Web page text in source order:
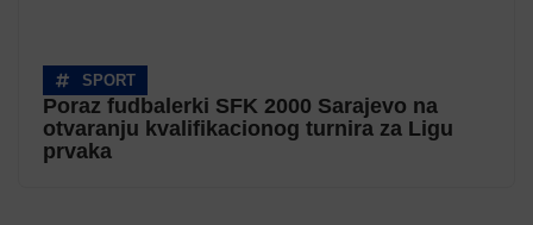
SPORT
Poraz fudbalerki SFK 2000 Sarajevo na
otvaranju kvalifikacionog turnira za Ligu
prvaka